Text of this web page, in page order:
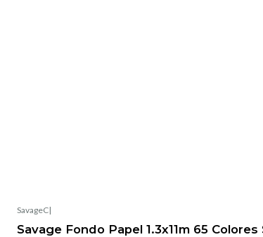
SavageC|
Savage Fondo Papel 1.3x11m 65 Colores